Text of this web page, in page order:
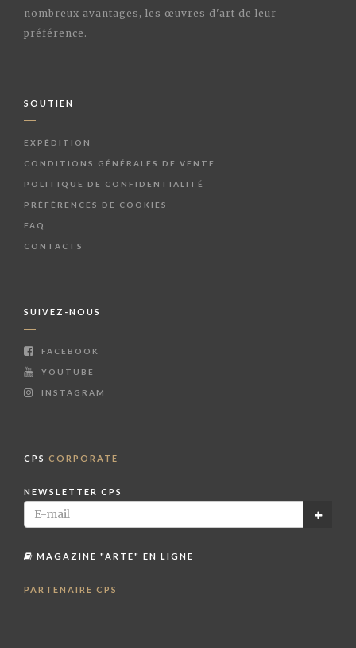
nombreux avantages, les œuvres d'art de leur
préférence.
SOUTIEN
EXPÉDITION
CONDITIONS GÉNÉRALES DE VENTE
POLITIQUE DE CONFIDENTIALITÉ
PRÉFÉRENCES DE COOKIES
FAQ
CONTACTS
SUIVEZ-NOUS
FACEBOOK
YOUTUBE
INSTAGRAM
CPS CORPORATE
NEWSLETTER CPS
MAGAZINE "ARTE" EN LIGNE
PARTENAIRE CPS